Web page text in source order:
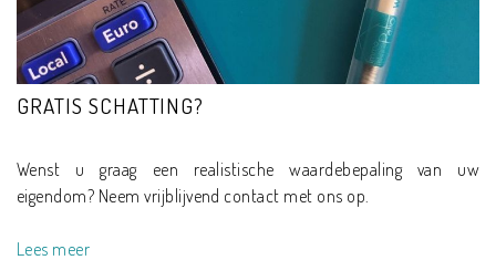
GRATIS SCHATTING?
Wenst u graag een realistische waardebepaling van uw
eigendom? Neem vrijblijvend contact met ons op.
Lees meer